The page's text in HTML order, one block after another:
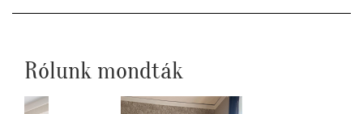
Rólunk mondták